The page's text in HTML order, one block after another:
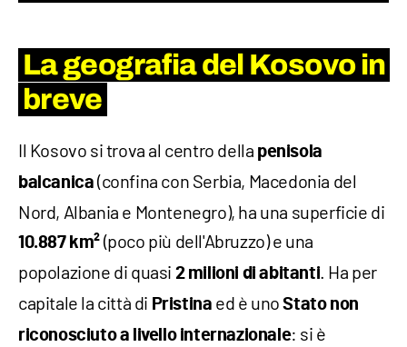
La geografia del Kosovo in
breve
Il Kosovo si trova al centro della penisola
balcanica (confina con Serbia, Macedonia del
Nord, Albania e Montenegro), ha una superficie di
10.887 km² (poco più dell'Abruzzo) e una
popolazione di quasi 2 milioni di abitanti . Ha per
capitale la città di Pristina ed è unoStato non
riconosciuto a livello internazionale: si è